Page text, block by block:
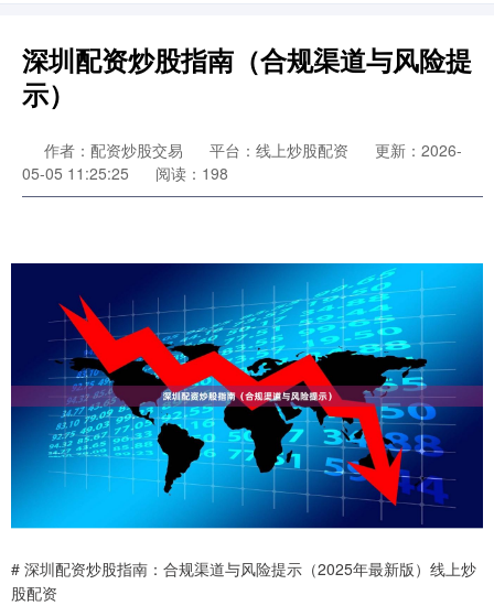
深圳配资炒股指南（合规渠道与风险提
示）
作者：配资炒股交易 平台：线上炒股配资
更新：2026-
05-05 11:25:25
阅读：198
# 深圳配资炒股指南：合规渠道与风险提示（2025年最新版）线上炒
股配资